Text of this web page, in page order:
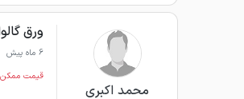
محمد اکبری
ورق گالوانیزه 1 عرض
6 ماه پیش
قیمت ممکن